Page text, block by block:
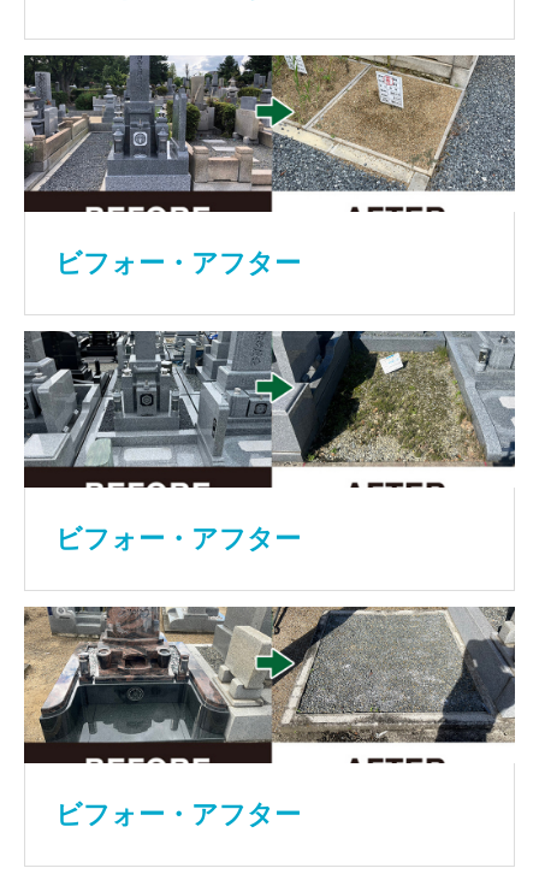
ビフォー・アフター
ビフォー・アフター
ビフォー・アフター